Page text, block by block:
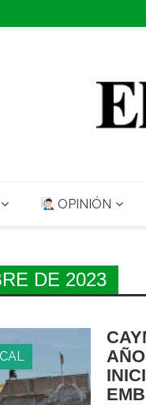
OPINIÓN
DE 2023